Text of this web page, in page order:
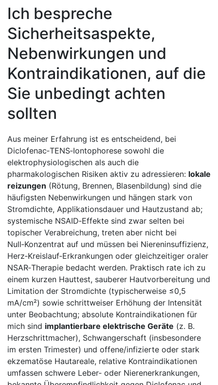
Ich bespreche
Sicherheitsaspekte,
Nebenwirkungen und
Kontraindikationen,‌ auf die
Sie unbedingt achten
sollten
Aus meiner Erfahrung ist es entscheidend, bei
Diclofenac‑TENS‑Iontophorese sowohl die
elektrophysiologischen als ⁤auch die
pharmakologischen Risiken​ aktiv zu adressieren: lokale
reizungen (Rötung, Brennen, Blasenbildung) sind die
häufigsten Nebenwirkungen und hängen stark von
Stromdichte, Applikationsdauer und Hautzustand ab;
systemische NSAID‑Effekte ‍sind zwar selten bei
topischer Verabreichung, treten aber nicht bei
Null‑Konzentrat auf und müssen bei Niereninsuffizienz,
Herz‑Kreislauf‑Erkrankungen oder gleichzeitiger oraler‍
NSAR‑Therapie bedacht werden. Praktisch rate ich zu
einem‍ kurzen Hauttest, sauberer Hautvorbereitung und
Limitation der Stromdichte (typischerweise ≤0,5
mA/cm²) sowie schrittweiser Erhöhung der Intensität
unter Beobachtung; absolute Kontraindikationen für
mich sind implantierbare elektrische Geräte (z. ‌B.
Herzschrittmacher), Schwangerschaft (insbesondere
im ⁤ersten Trimester) und offene/infizierte oder stark
ekzematöse Hautareale, relative Kontraindikationen
‌umfassen schwere Leber‑ oder Nierenerkrankungen,